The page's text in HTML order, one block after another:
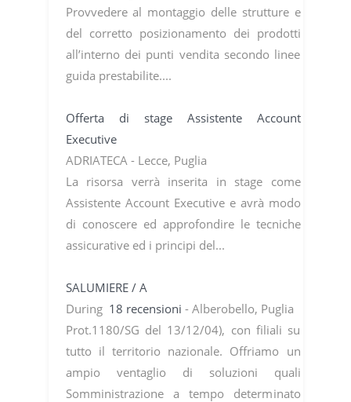
Provvedere al montaggio delle strutture e
del corretto posizionamento dei prodotti
all’interno dei punti vendita secondo linee
guida prestabilite....
Offerta di stage Assistente Account
Executive
ADRIATECA - Lecce, Puglia
La risorsa verrà inserita in stage come
Assistente Account Executive e avrà modo
di conoscere ed approfondire le tecniche
assicurative ed i principi del...
SALUMIERE / A
During 18 recensioni - Alberobello, Puglia
Prot.1180/SG del 13/12/04), con filiali su
tutto il territorio nazionale. Offriamo un
ampio ventaglio di soluzioni quali
Somministrazione a tempo determinato